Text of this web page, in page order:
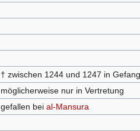
† zwischen 1244 und 1247 in
möglicherweise nur in Vertretung
gefallen bei al-Mansura